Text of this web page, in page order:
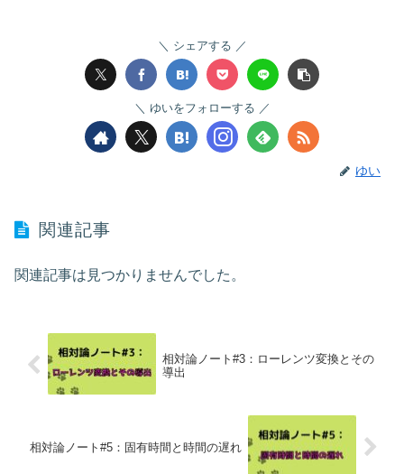
シェアする
ゆいをフォローする
ゆい
関連記事
関連記事は見つかりませんでした。
相対論ノート#3：ローレンツ変換とその
導出
相対論ノート#5：固有時間と時間の遅れ